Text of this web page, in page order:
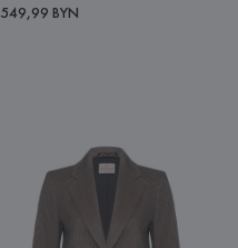
549,99 BYN